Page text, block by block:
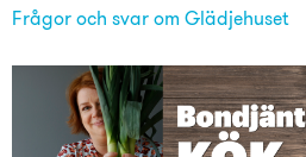
Frågor och svar om Glädjehuset